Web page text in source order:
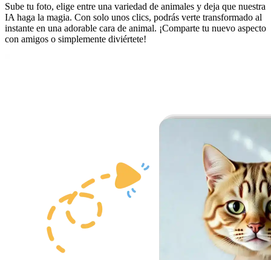
Sube tu foto, elige entre una variedad de animales y deja que nuestra
IA haga la magia. Con solo unos clics, podrás verte transformado al
instante en una adorable cara de animal. ¡Comparte tu nuevo aspecto
con amigos o simplemente diviértete!